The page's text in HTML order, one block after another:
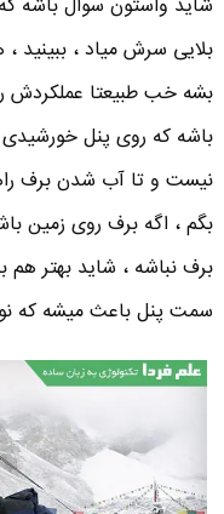
شاید واستون سوال باشه
بلایی سرش میاد ،
بشه خب طبیعتا
باشه که روی پنل
نیست و تا آب شدن برف
بگم ، اگه برف روی زمین
برف نباشه ، شاید بهتر
سمت پنل باعث میشه که